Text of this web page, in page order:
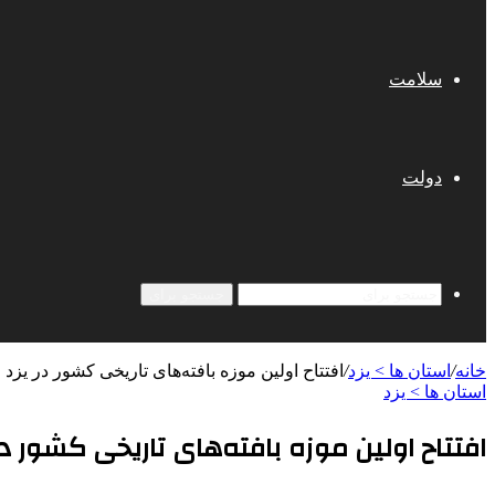
سلامت
دولت
خانه/ استان ها > یزد/ افتتاح اولین موزه بافته‌های تاریخی کشور در یزد
استان ها > یزد
افتتاح اولین موزه بافته‌های تاریخی کشور